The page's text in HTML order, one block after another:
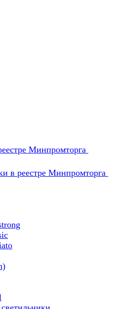
Минпромторга
в реестре Минпромторга